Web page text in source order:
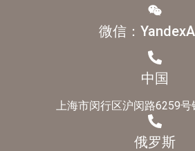
微信：
中国
上海市闵行区沪闵路6259
俄罗斯